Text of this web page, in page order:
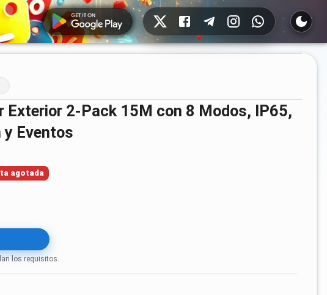
Redes sociales
y Eventos
agotada
los requisitos.